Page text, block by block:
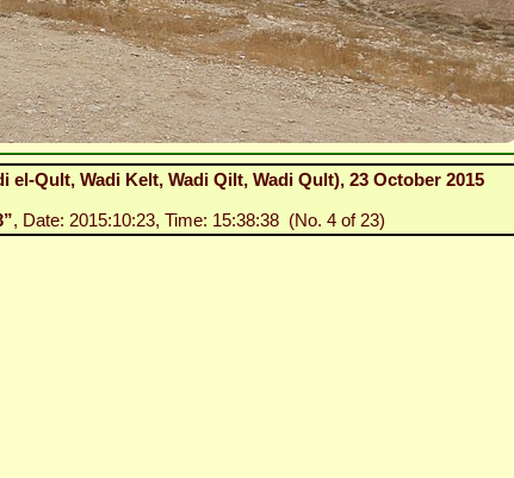
el-Qult, Wadi Kelt, Wadi Qilt, Wadi Qult), 23 October 2015
, Date: 2015:10:23, Time: 15:38:38 (No. 4 of 23)